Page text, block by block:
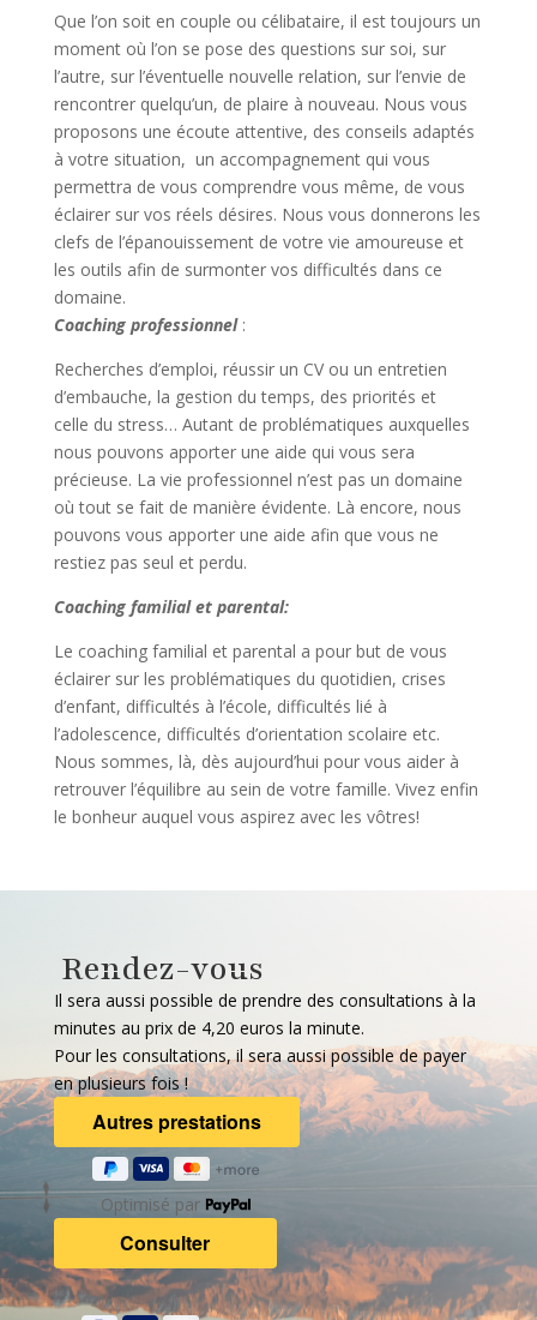
Que l’on soit en couple ou célibataire, il est toujours un
moment où l’on se pose des questions sur soi, sur
l’autre, sur l’éventuelle nouvelle relation, sur l’envie de
rencontrer quelqu’un, de plaire à nouveau. Nous vous
proposons une écoute attentive, des conseils adaptés
à votre situation, un accompagnement qui vous
permettra de vous comprendre vous même, de vous
éclairer sur vos réels désires. Nous vous donnerons les
clefs de l’épanouissement de votre vie amoureuse et
les outils afin de surmonter vos difficultés dans ce
domaine.
Coaching professionnel:
Recherches d’emploi, réussir un CV ou un entretien
d’embauche, la gestion du temps, des priorités et
celle du stress… Autant de problématiques auxquelles
nous pouvons apporter une aide qui vous sera
précieuse. La vie professionnel n’est pas un domaine
où tout se fait de manière évidente. Là encore, nous
pouvons vous apporter une aide afin que vous ne
restiez pas seul et perdu.
Coaching familial et parental:
Le coaching familial et parental a pour but de vous
éclairer sur les problématiques du quotidien, crises
d’enfant, difficultés à l’école, difficultés lié à
l’adolescence, difficultés d’orientation scolaire etc.
Nous sommes, là, dès aujourd’hui pour vous aider à
retrouver l’équilibre au sein de votre famille. Vivez enfin
le bonheur auquel vous aspirez avec les vôtres!
Rendez-vous
Il sera aussi possible de prendre des consultations à la
minutes au prix de 4,20 euros la minute.
Pour les consultations, il sera aussi possible de payer
en plusieurs fois !
Optimisé par